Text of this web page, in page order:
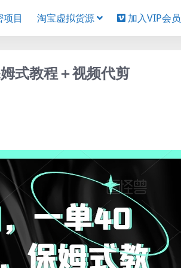
项目 淘宝虚拟货源 加入VIP会员
式教程＋视频代剪